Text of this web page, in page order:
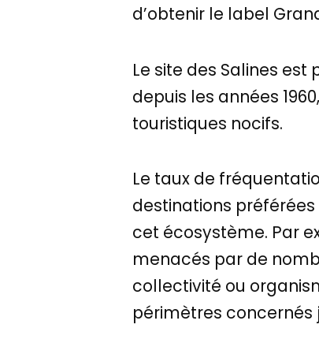
d’obtenir le label
Le site des Salines
depuis les années
touristiques nocifs.
Le taux de
destinations
cet écosystème. Par
menacés par de
collectivité ou
périmètres concernés